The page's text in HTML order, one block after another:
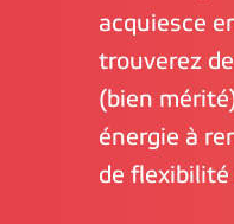
acquiesce
trouverez
(bien
énergie à
de